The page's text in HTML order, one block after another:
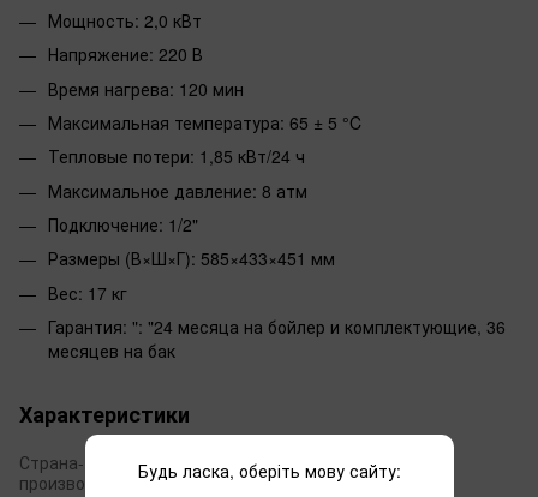
Мощность: 2,0 кВт
Напряжение: 220 В
Время нагрева: 120 мин
Максимальная температура: 65 ± 5 °C
Тепловые потери: 1,85 кВт/24 ч
Максимальное давление: 8 атм
Подключение: 1/2"
Размеры (В×Ш×Г): 585×433×451 мм
Вес: 17 кг
Гарантия: ": "24 месяца на бойлер и комплектующие, 36
месяцев на бак
Характеристики
Страна-
производитель
Украина
Будь ласка, оберіть мову сайту: